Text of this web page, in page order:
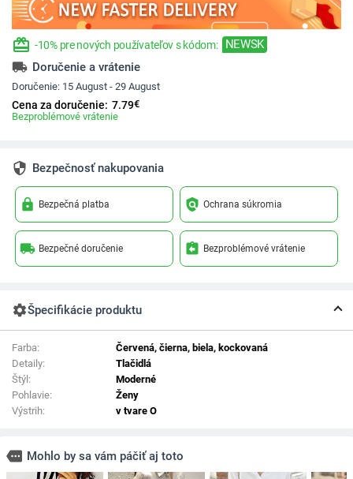
redeem -10% pre nových používateľov s kódom: NEWSK
local_shipping Doručenie a vrátenie
Doručenie: 15 August - 29 August
Cena za doručenie: 7.79€
Bezproblémové vrátenie
security Bezpečnosť nakupovania
lock Bezpečná platba policy Ochrana súkromia
local_shipping Bezpečné doručenie assignment_return Bezproblémové vrátenie
settingsŠpecifikácie produktu
Farba:
Červená, čierna, biela, kockovaná
Detaily:
Tlačidlá
Štýl:
Moderné
Pohlavie:
Ženy
Výstrih:
v tvare O
more Mohlo by sa vám páčiť aj toto